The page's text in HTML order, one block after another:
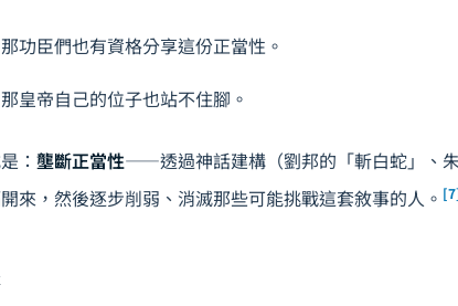
功臣們也有資格分享這份正當性。
皇帝自己的位子也站不住腳。
： 壟斷正當性——透過神話建構（劉邦的「斬白蛇」、
來，然後逐步削弱、消滅那些可能挑戰這套敘事的人。